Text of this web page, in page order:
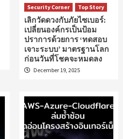
Security Corner
Top Story
เลิกวัดดวงกับภัยไซเบอร์:
เปลี่ยนองค์กรเป็นป้อม
ปราการด้วยการ ‘ทดสอบ
เจาะระบบ’ มาตรฐานโลก
ก่อนวันที่โชคจะหมดลง
December 19, 2025